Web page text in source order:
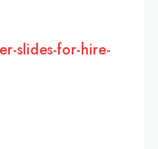
slides-for-hire-